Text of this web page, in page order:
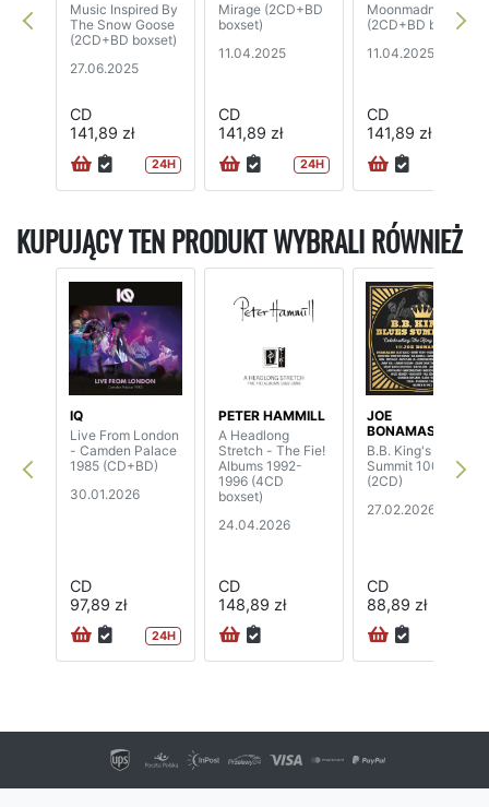
Music Inspired By
The Snow Goose
(2CD+BD boxset)
27.06.2025
CD
141,89 zł
24H
Mirage (2CD+BD
boxset)
11.04.2025
CD
141,89 zł
24H
Moonmadness
(2CD+BD boxset)
11.04.2025
CD
141,89 zł
KUPUJĄCY TEN PRODUKT WYBRALI RÓWNIEŻ
IQ
Live From London
- Camden Palace
1985 (CD+BD)
30.01.2026
CD
97,89 zł
24H
PETER HAMMILL
A Headlong
Stretch - The Fie!
Albums 1992-
1996 (4CD
boxset)
24.04.2026
CD
148,89 zł
JOE
BONAMASSA
B.B. King's Blues
Summit 100
(2CD)
27.02.2026
CD
88,89 zł